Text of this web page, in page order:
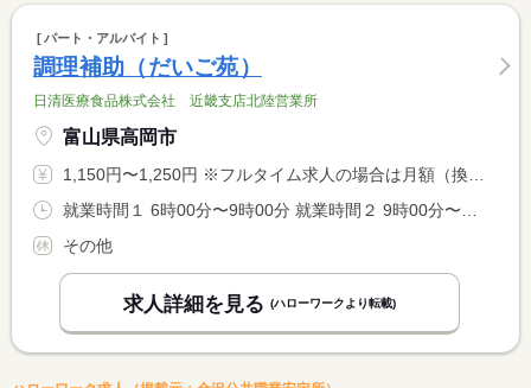
パート・アルバイト
調理補助（だいご苑）
日清医療食品株式会社 近畿支店北陸営業所
富山県高岡市
1,150円〜1,250円 ※フルタイム求人の場合は月額（換算額）、パート求人の場合は時間額を表示しています。
その他
求人詳細を見る (ハローワークより転載)